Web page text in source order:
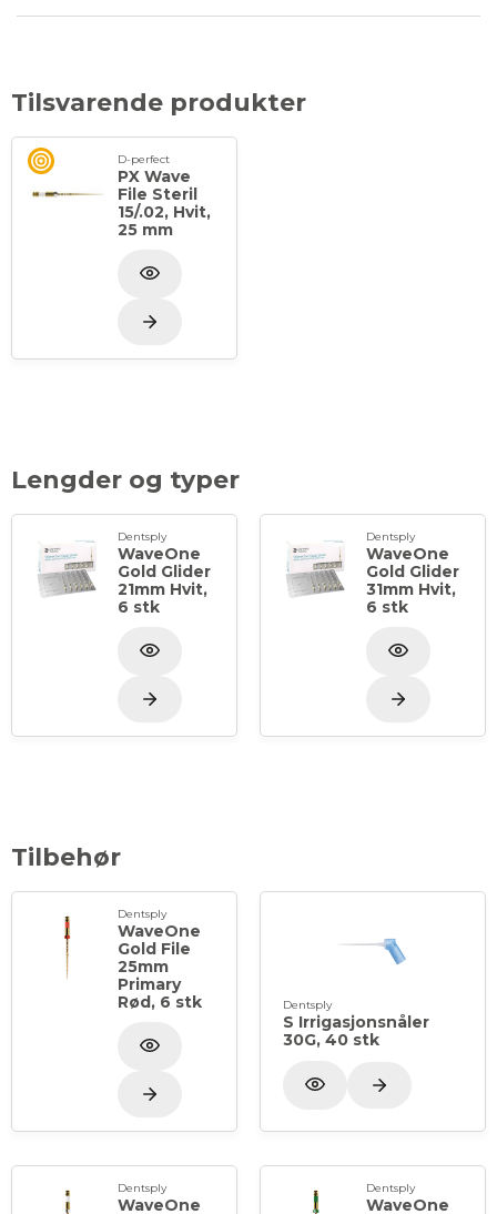
Tilsvarende produkter
D-perfect
PX Wave
File Steril
15/.02, Hvit,
25 mm
Lengder og typer
Dentsply
WaveOne
Gold Glider
21mm Hvit,
6 stk
Dentsply
WaveOne
Gold Glider
31mm Hvit,
6 stk
Tilbehør
Dentsply
WaveOne
Gold File
25mm
Primary
Rød, 6 stk
Dentsply
S Irrigasjonsnåler
30G, 40 stk
Dentsply
WaveOne
Dentsply
WaveOne